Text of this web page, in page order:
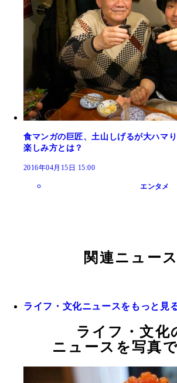
食マンガの巨匠、土山しげるが大ハマ
楽しみ方とは？
2016年04月15日 15:00
エンタメ
関連ニュース
ライフ・文化ニュースをもっと見
ライフ・文化
ニュースを写真